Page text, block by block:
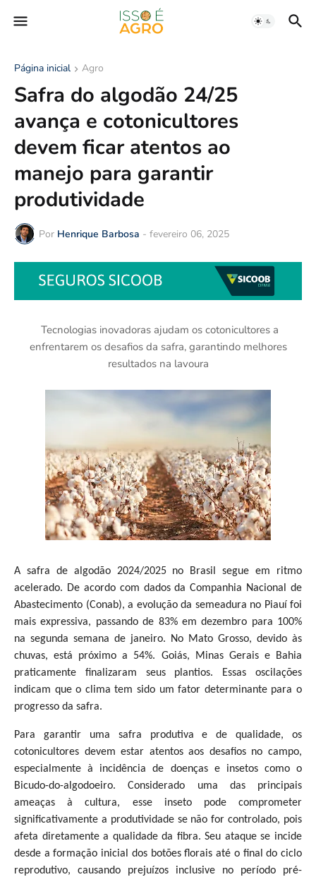
Página inicial Agro
Safra do algodão 24/25
avança e cotonicultores
devem ficar atentos ao
manejo para garantir
produtividade
Por Henrique Barbosa - fevereiro 06, 2025
Tecnologias inovadoras ajudam os cotonicultores a
enfrentarem os desafios da safra, garantindo melhores
resultados na lavoura
A safra de algodão 2024/2025 no Brasil segue em ritmo
acelerado. De acordo com dados da Companhia Nacional de
Abastecimento (Conab), a evolução da semeadura no Piauí foi
mais expressiva, passando de 83% em dezembro para 100%
na segunda semana de janeiro. No Mato Grosso, devido às
chuvas, está próximo a 54%. Goiás, Minas Gerais e Bahia
praticamente finalizaram seus plantios. Essas oscilações
indicam que o clima tem sido um fator determinante para o
progresso da safra.
Para garantir uma safra produtiva e de qualidade, os
cotonicultores devem estar atentos aos desafios no campo,
especialmente à incidência de doenças e insetos como o
Bicudo-do-algodoeiro. Considerado uma das principais
ameaças à cultura, esse inseto pode comprometer
significativamente a produtividade se não for controlado, pois
afeta diretamente a qualidade da fibra. Seu ataque se incide
desde a formação inicial dos botões florais até o final do ciclo
reprodutivo, causando prejuízos inclusive no período pré-